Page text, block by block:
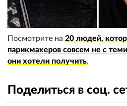
Посмотрите на 20 людей,
парикмахеров совсем не с
они хотели получить.
Поделиться в соц.